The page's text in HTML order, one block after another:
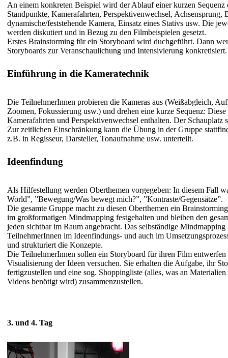
An einem konkreten Beispiel wird der Ablauf einer kurzen Sequenz
Standpunkte, Kamerafahrten, Perspektivenwechsel, Achsensprung,
dynamische/feststehende Kamera, Einsatz eines Stativs usw. Die
werden diskutiert und in Bezug zu den Filmbeispielen gesetzt.
Erstes Brainstorming für ein Storyboard wird duchgeführt. Dann
Storyboards zur Veranschaulichung und Intensivierung konkretisiert.
Einführung in die Kameratechnik
Die TeilnehmerInnen probieren die Kameras aus (Weißabgleich,
Zoomen, Fokussierung usw.) und drehen eine kurze Sequenz:
Kamerafahrten und Perspektivenwechsel enthalten. Der Schauplatz
Zur zeitlichen Einschränkung kann die Übung in der Gruppe
z.B. in Regisseur, Darsteller, Tonaufnahme usw. unterteilt.
Ideenfindung
Als Hilfestellung werden Oberthemen vorgegeben: In diesem Fall
World”, ”Bewegung/Was bewegt mich?”, ”Kontraste/Gegensätze”.
Die gesamte Gruppe macht zu diesen Oberthemen ein
im großformatigen Mindmapping festgehalten und bleiben den
jeden sichtbar im Raum angebracht. Das selbständige Mindmapping
TeilnehmerInnen im Ideenfindungs- und auch im
und strukturiert die Konzepte.
Die TeilnehmerInnen sollen ein Storyboard für ihren Film entwerfen
Visualisierung der Ideen versuchen. Sie erhalten die Aufgabe, ihr
fertigzustellen und eine sog. Shoppingliste (alles, was an
Videos benötigt wird) zusammenzustellen.
3. und 4. Tag